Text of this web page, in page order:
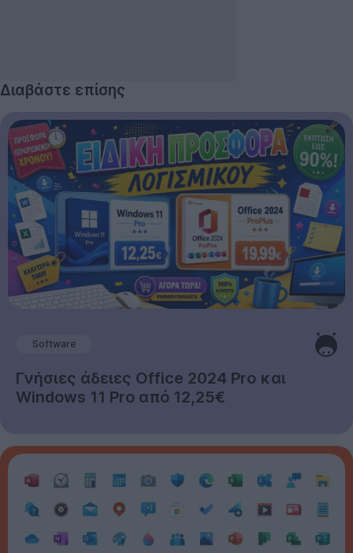
Διαβάστε επίσης
Software
Γνήσιες άδειες Office 2024 Pro και
Windows 11 Pro από 12,25€